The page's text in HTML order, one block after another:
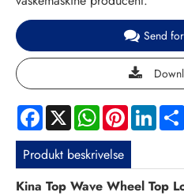
Send
Facebook
X WhatsApp
Pinterest
Produkt beskrivelse
Kina Top Wave Wheel Top